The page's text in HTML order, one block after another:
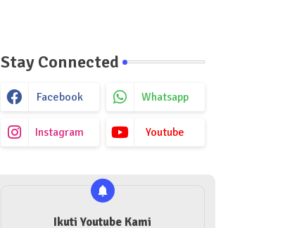
Stay Connected
Facebook Whatsapp
Instagram Youtube
Ikuti Youtube Kami